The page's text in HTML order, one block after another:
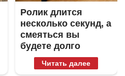
Ролик длится
несколько секунд, а
смеяться вы
будете долго
Читать далее